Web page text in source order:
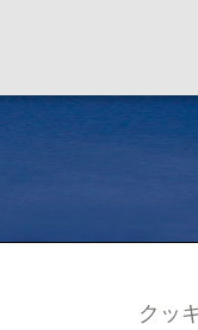
イヤ
クッ